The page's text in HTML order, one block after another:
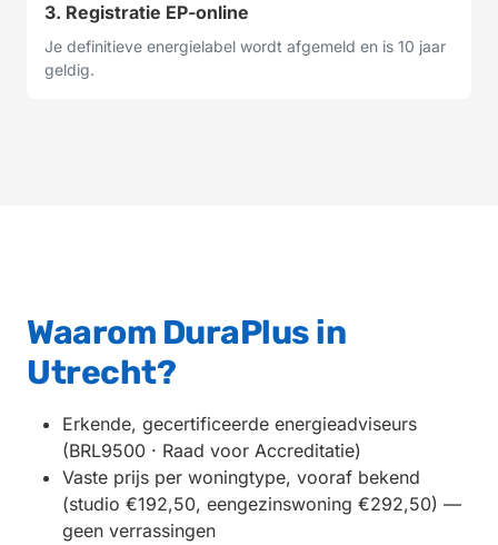
3. Registratie EP-online
Je definitieve energielabel wordt afgemeld en is 10 jaar
geldig.
Waarom DuraPlus in
Utrecht?
Erkende, gecertificeerde energieadviseurs
(BRL9500 · Raad voor Accreditatie)
Vaste prijs per woningtype, vooraf bekend
(studio €192,50, eengezinswoning €292,50) —
geen verrassingen